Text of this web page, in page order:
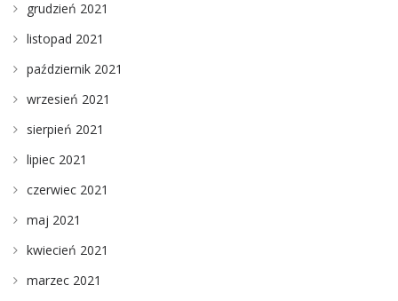
grudzień 2021
listopad 2021
październik 2021
wrzesień 2021
sierpień 2021
lipiec 2021
czerwiec 2021
maj 2021
kwiecień 2021
marzec 2021